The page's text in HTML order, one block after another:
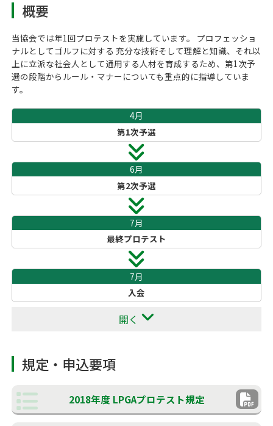
概要
当協会では年1回プロテストを実施しています。 プロフェッショ
ナルとしてゴルフに対する 充分な技術そして理解と知識、それ以
上に立派な社会人として通用する人材を育成するため、第1次予
選の段階からルール・マナーについても重点的に指導していま
す。
4月
第1次予選
6月
第2次予選
7月
最終プロテスト
7月
入会
開く
規定・申込要項
2018年度 LPGAプロテスト規定